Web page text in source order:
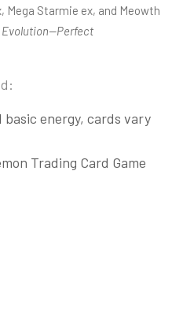
Mega Starmie ex, and Meowth
Evolution—Perfect
basic energy, cards vary
Trading Card Game